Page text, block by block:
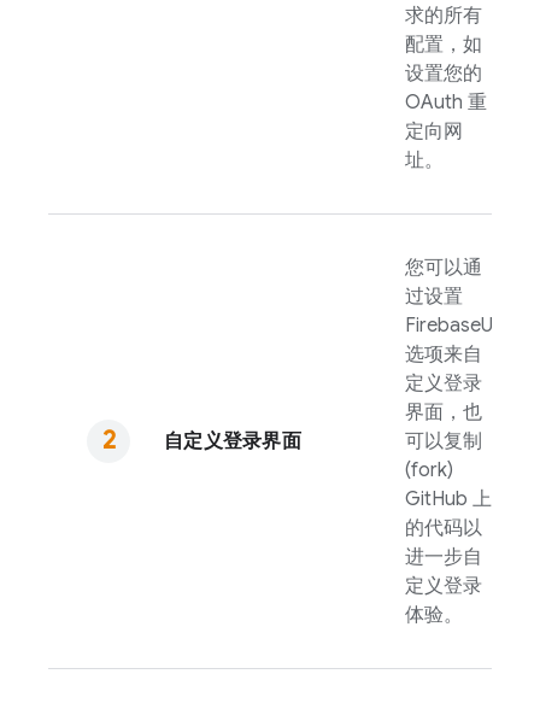
求的所有
配置，如
设置您的
OAuth 重
定向网
址。
自定义登录界面
您可以通
过设置
FirebaseUI
选项来自
定义登录
界面，也
可以复制
(fork)
GitHub 上
的代码以
进一步自
定义登录
体验。